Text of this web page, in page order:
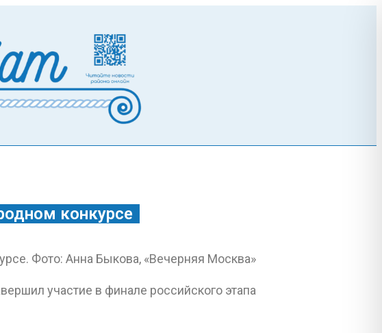
конкурсе
участие в финале российского этапа